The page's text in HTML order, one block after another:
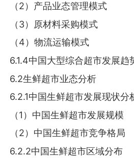
（2）产品业态管理模式
（3）原材料采购模式
（4）物流运输模式
6.1.4中国大型综合超市发展趋
6.2生鲜超市业态分析
6.2.1中国生鲜超市发展现状分
（1）中国生鲜超市发展规模
（2）中国生鲜超市竞争格局
6.2.2中国生鲜超市区域分布